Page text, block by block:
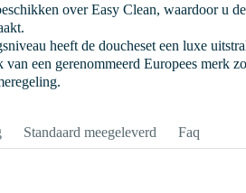
over Easy Clean, waardoor u
heeft de doucheset een luxe
een gerenommeerd Europees merk
Standaard meegeleverd Faq